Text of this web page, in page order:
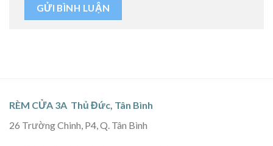
RÈM CỬA 3A Thủ Đức, Tân Bình
26 Trường Chinh, P4, Q. Tân Bình